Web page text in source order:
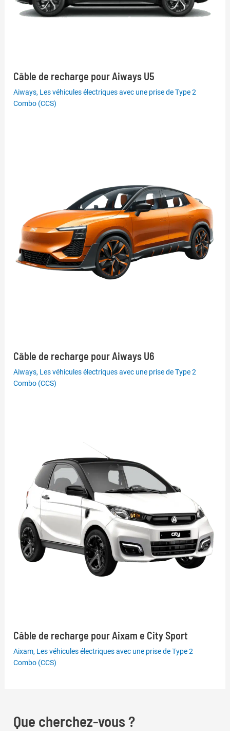
Câble de recharge pour Aiways U5
Aiways, Les véhicules électriques avec une prise de Type 2
Combo (CCS)
Câble de recharge pour Aiways U6
Aiways, Les véhicules électriques avec une prise de Type 2
Combo (CCS)
Câble de recharge pour Aixam e City Sport
Aixam, Les véhicules électriques avec une prise de Type 2
Combo (CCS)
Que cherchez-vous ?